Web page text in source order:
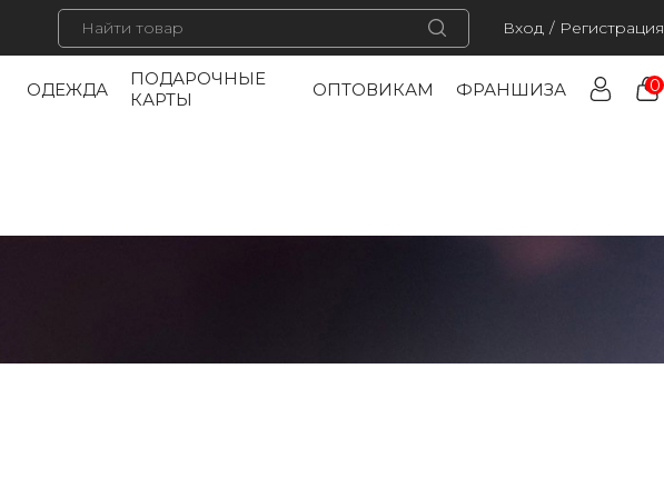
Вход / Регистрация
ОДЕЖДА
ПОДАРОЧНЫЕ
КАРТЫ
ОПТОВИКАМ ФРАНШИЗА 0